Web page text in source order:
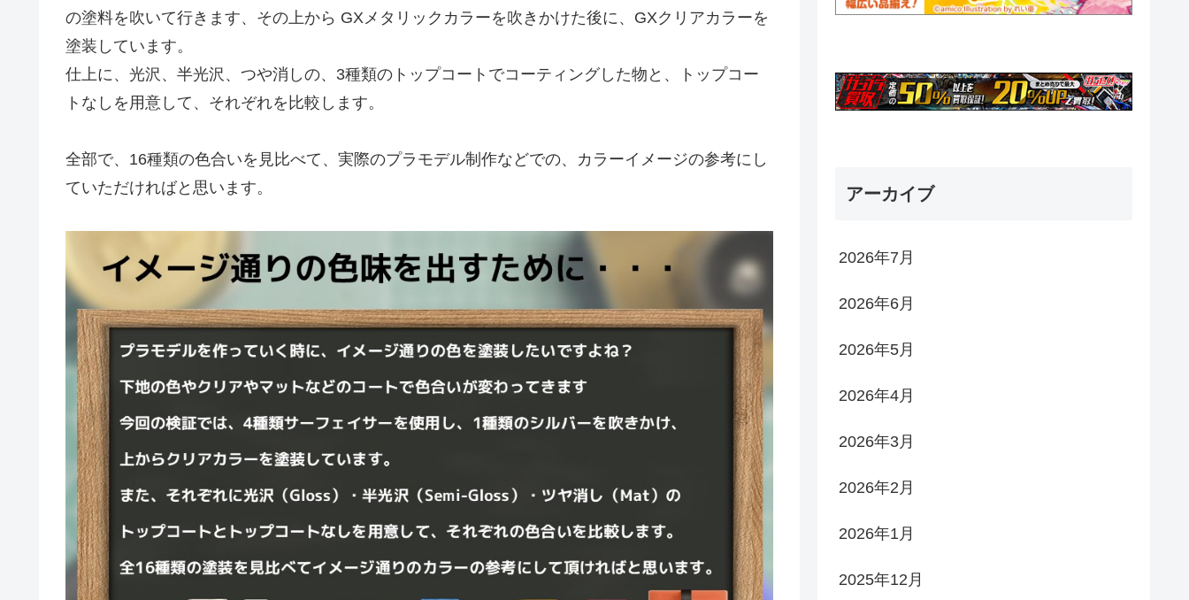
の塗料を吹いて行きます、その上から GXメタリックカラーを吹きかけた後に、GXクリアカラーを
塗装しています。
仕上に、光沢、半光沢、つや消しの、3種類のトップコートでコーティングした物と、トップコー
トなしを用意して、それぞれを比較します。
全部で、16種類の色合いを見比べて、実際のプラモデル制作などでの、カラーイメージの参考にし
ていただければと思います。
アーカイブ
2026年7月
2026年6月
2026年5月
2026年4月
2026年3月
2026年2月
2026年1月
2025年12月